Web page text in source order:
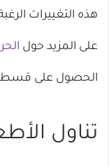
هذه التغييرات
على المزيد حول
الحصول على قسط
تناول